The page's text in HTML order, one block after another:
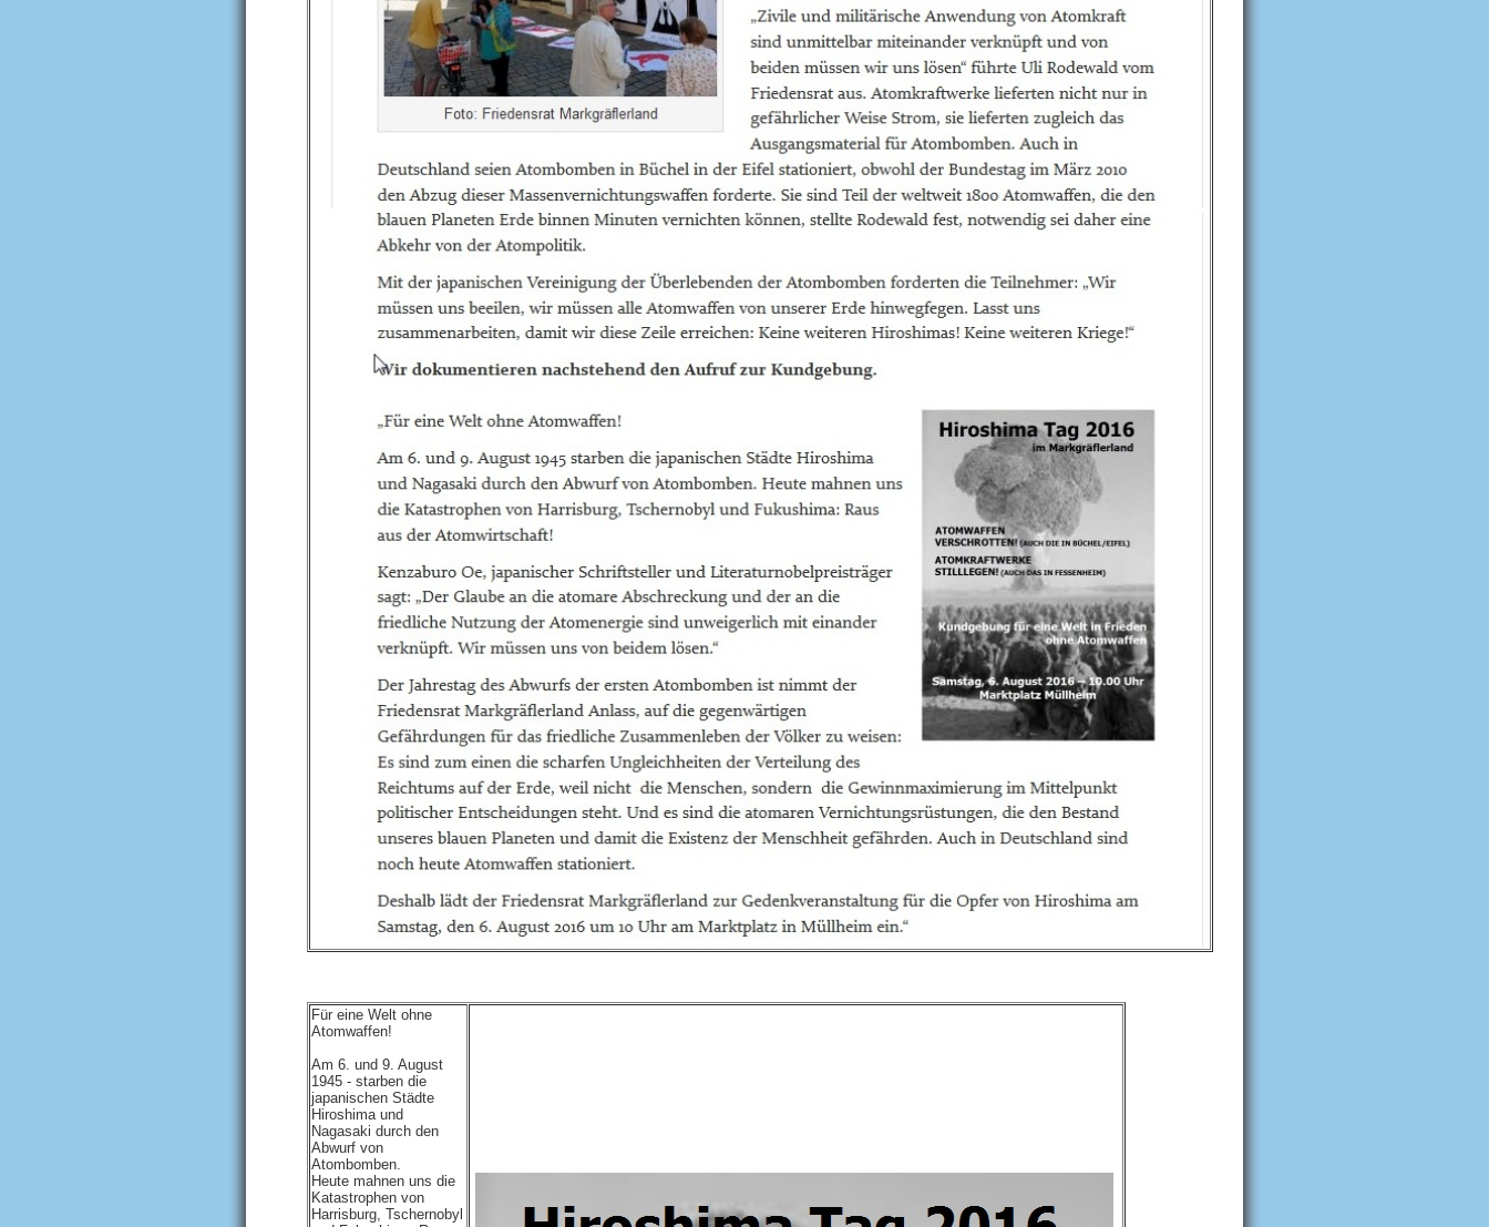
Für eine Welt ohne
Atomwaffen!
Am 6. und 9. August
1945 - starben die
japanischen Städte
Hiroshima und
Nagasaki durch den
Abwurf von
Atombomben.
Heute mahnen uns die
Katastrophen von
Harrisburg, Tschernobyl